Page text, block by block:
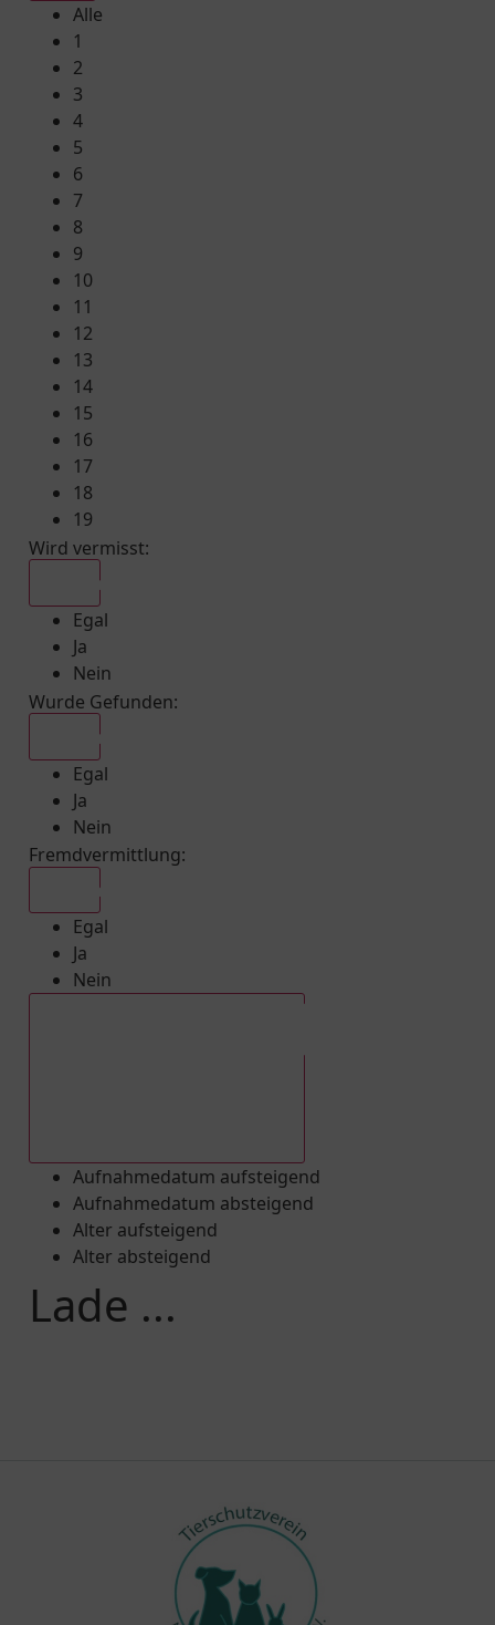
Alle
1
2
3
4
5
6
7
8
9
10
11
12
13
14
15
16
17
18
19
Wird vermisst:
Egal
Ja
Nein
Wurde Gefunden:
Egal
Ja
Nein
Fremdvermittlung:
Egal
Ja
Nein
Aufnahmedatum aufsteigend
Aufnahmedatum absteigend
Alter aufsteigend
Alter absteigend
Lade ...